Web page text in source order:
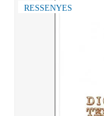
RESSENYES